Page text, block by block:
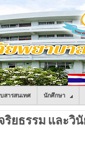
สารสนเทศ นักศึกษา
ยธรรม และวินั